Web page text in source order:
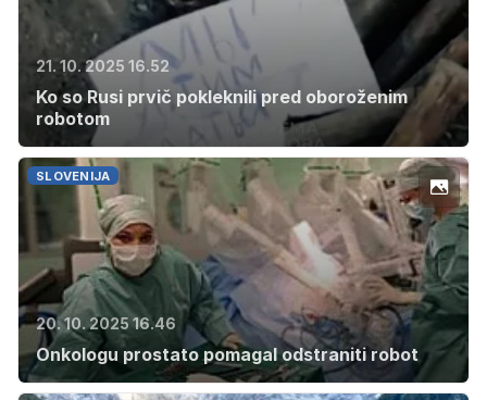
21. 10. 2025 16.52
Ko so Rusi prvič pokleknili pred oboroženim
robotom
SLOVENIJA
20. 10. 2025 16.46
Onkologu prostato pomagal odstraniti robot